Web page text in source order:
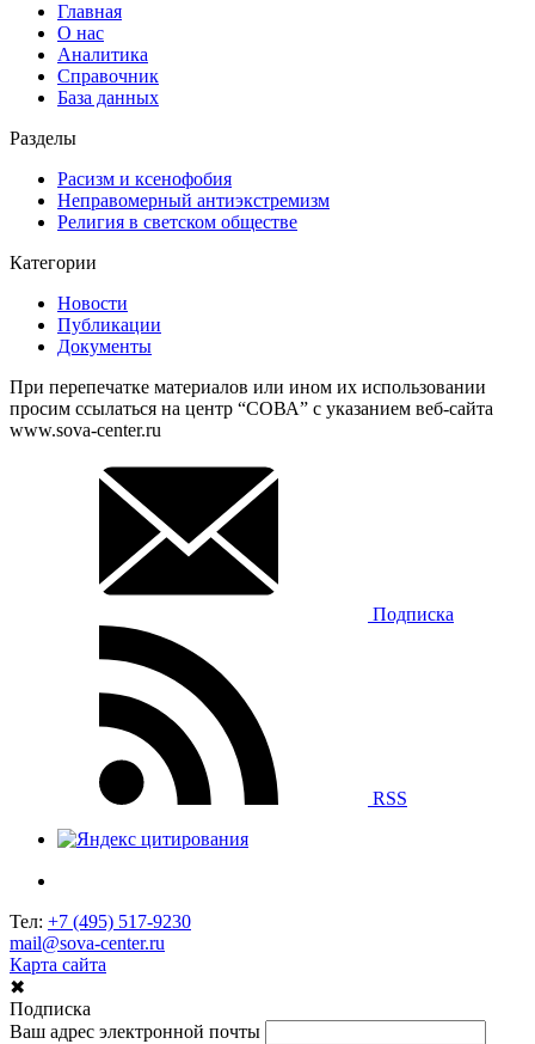
Главная
О нас
Аналитика
Справочник
База данных
Разделы
Расизм и ксенофобия
Неправомерный антиэкстремизм
Религия в светском обществе
Категории
Новости
Публикации
Документы
При перепечатке материалов или ином их использовании
просим ссылаться на центр “СОВА” с указанием веб-сайта
www.sova-center.ru
Подписка
RSS
Тел: +7 (495) 517-9230
mail@sova-center.ru
Карта сайта
✖
Подписка
Ваш адрес электронной почты